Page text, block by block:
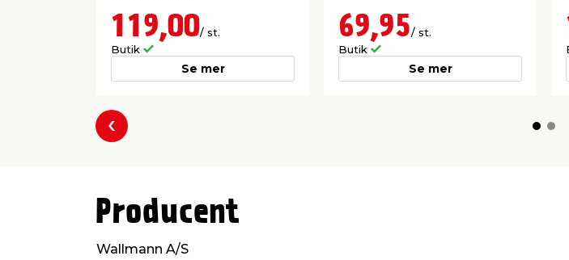
119,00/ st.
Butik
Se mer
69,95/ st.
Butik
Se mer
Föregående
Producent
Wallmann A/S